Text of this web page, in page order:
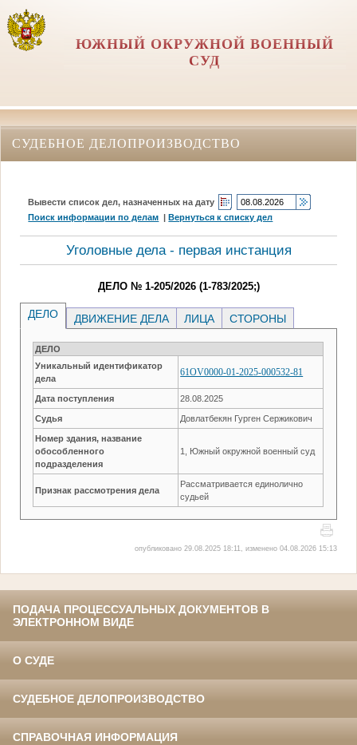
ЮЖНЫЙ ОКРУЖНОЙ ВОЕННЫЙ
СУД
СУДЕБНОЕ ДЕЛОПРОИЗВОДСТВО
Вывести список дел, назначенных на дату
Поиск информации по делам |Вернуться к списку дел
Уголовные дела - первая инстанция
ДЕЛО № 1-205/2026 (1-783/2025;)
ДЕЛО ДВИЖЕНИЕ ДЕЛА ЛИЦА СТОРОНЫ
ДЕЛО
Уникальный идентификатор
дела
61OV0000-01-2025-000532-81
Дата поступления 28.08.2025
Судья Довлатбекян Гурген Сержикович
Номер здания, название
обособленного
подразделения
1, Южный окружной военный суд
Признак рассмотрения дела
Рассматривается единолично
судьей
опубликовано 29.08.2025 18:11, изменено 04.08.2026 15:13
ПОДАЧА ПРОЦЕССУАЛЬНЫХ ДОКУМЕНТОВ В
ЭЛЕКТРОННОМ ВИДЕ
О СУДЕ
СУДЕБНОЕ ДЕЛОПРОИЗВОДСТВО
СПРАВОЧНАЯ ИНФОРМАЦИЯ